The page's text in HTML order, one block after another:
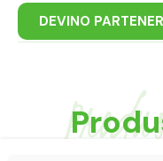
DEVINO